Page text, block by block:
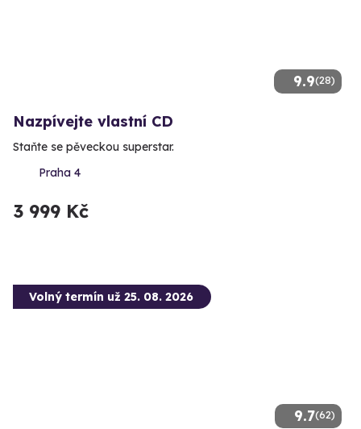
9.9(28)
Nazpívejte vlastní CD
Staňte se pěveckou superstar.
Praha 4
3 999 Kč
9.7(62)
Volný termín už 25. 08. 2026